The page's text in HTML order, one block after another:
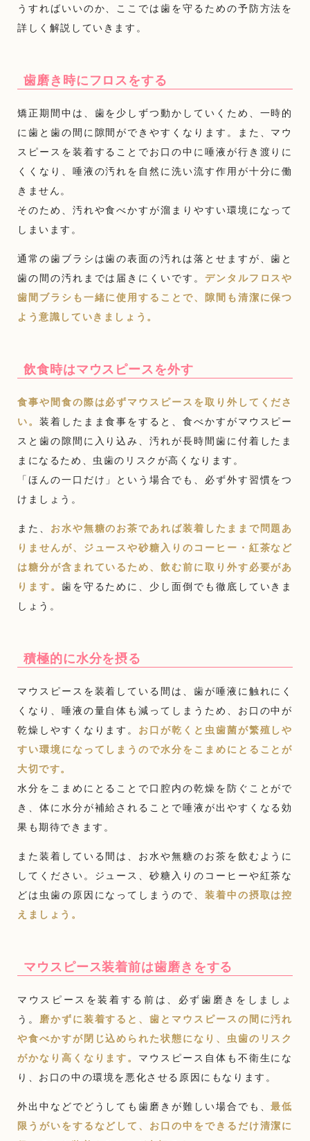
うすればいいのか、ここでは歯を守るための予防方法を
詳しく解説していきます。
歯磨き時にフロスをする
矯正期間中は、歯を少しずつ動かしていくため、一時的
に歯と歯の間に隙間ができやすくなります。また、マウ
スピースを装着することでお口の中に唾液が行き渡りに
くくなり、唾液の汚れを自然に洗い流す作用が十分に働
きません。
そのため、汚れや食べかすが溜まりやすい環境になって
しまいます。
通常の歯ブラシは歯の表面の汚れは落とせますが、歯と
歯の間の汚れまでは届きにくいです。 デンタルフロスや
歯間ブラシも一緒に使用することで、隙間も清潔に保つ
よう意識していきましょう。
飲食時はマウスピースを外す
食事や間食の際は必ずマウスピースを取り外してくださ
い。 装着したまま食事をすると、食べかすがマウスピー
スと歯の隙間に入り込み、汚れが長時間歯に付着したま
まになるため、虫歯のリスクが高くなります。
「ほんの一口だけ」という場合でも、必ず外す習慣をつ
けましょう。
また、 お水や無糖のお茶であれば装着したままで問題あ
りませんが、ジュースや砂糖入りのコーヒー・紅茶など
は糖分が含まれているため、飲む前に取り外す必要があ
ります。 歯を守るために、少し面倒でも徹底していきま
しょう。
積極的に水分を摂る
マウスピースを装着している間は、歯が唾液に触れにく
くなり、唾液の量自体も減ってしまうため、お口の中が
乾燥しやすくなります。 お口が乾くと虫歯菌が繁殖しや
すい環境になってしまうので水分をこまめにとることが
大切です。
水分をこまめにとることで口腔内の乾燥を防ぐことがで
き、体に水分が補給されることで唾液が出やすくなる効
果も期待できます。
また装着している間は、お水や無糖のお茶を飲むように
してください。ジュース、砂糖入りのコーヒーや紅茶な
どは虫歯の原因になってしまうので、 装着中の摂取は控
えましょう。
マウスピース装着前は歯磨きをする
マウスピースを装着する前は、必ず歯磨きをしましょ
う。 磨かずに装着すると、歯とマウスピースの間に汚れ
や食べかすが閉じ込められた状態になり、虫歯のリスク
がかなり高くなります。 マウスピース自体も不衛生にな
り、お口の中の環境を悪化させる原因にもなります。
外出中などでどうしても歯磨きが難しい場合でも、最低
限うがいをするなどして、お口の中をできるだけ清潔に